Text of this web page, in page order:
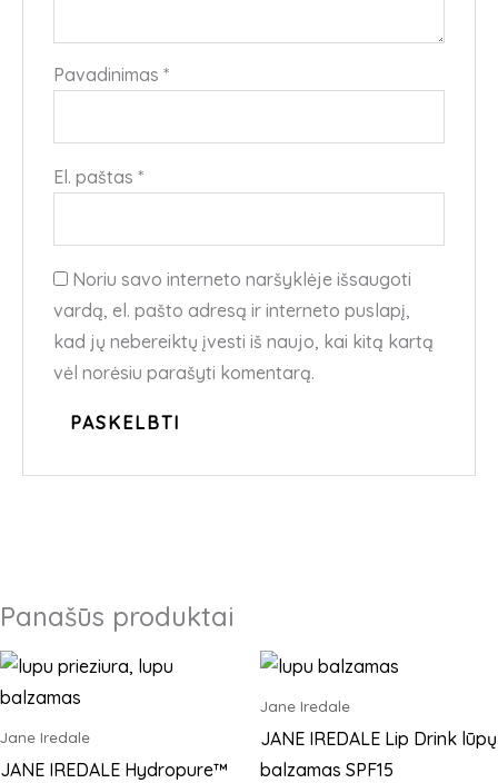
Pavadinimas *
El. paštas *
Noriu savo interneto naršyklėje išsaugoti
vardą, el. pašto adresą ir interneto puslapį,
kad jų nebereiktų įvesti iš naujo, kai kitą kartą
vėl norėsiu parašyti komentarą.
Panašūs produktai
Jane Iredale
JANE IREDALE Hydropure™
Jane Iredale
JANE IREDALE Lip Drink lūpų
balzamas SPF15
has